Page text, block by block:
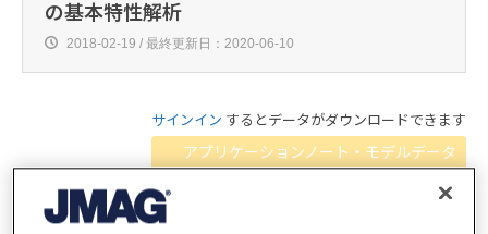
の基本特性解析
2018-02-19 / 最終更新日：2020-06-10
サインイン するとデータがダウンロードできます
アプリケーションノート・モデルデータ
概要